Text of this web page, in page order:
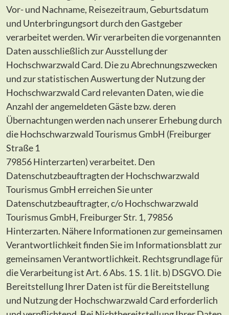
Vor- und Nachname, Reisezeitraum, Geburtsdatum
und Unterbringungsort durch den Gastgeber
verarbeitet werden. Wir verarbeiten die vorgenannten
Daten ausschließlich zur Ausstellung der
Hochschwarzwald Card. Die zu Abrechnungszwecken
und zur statistischen Auswertung der Nutzung der
Hochschwarzwald Card relevanten Daten, wie die
Anzahl der angemeldeten Gäste bzw. deren
Übernachtungen werden nach unserer Erhebung durch
die Hochschwarzwald Tourismus GmbH (Freiburger
Straße 1
79856 Hinterzarten) verarbeitet. Den
Datenschutzbeauftragten der Hochschwarzwald
Tourismus GmbH erreichen Sie unter
Datenschutzbeauftragter, c/o Hochschwarzwald
Tourismus GmbH, Freiburger Str. 1, 79856
Hinterzarten. Nähere Informationen zur gemeinsamen
Verantwortlichkeit finden Sie im Informationsblatt zur
gemeinsamen Verantwortlichkeit. Rechtsgrundlage für
die Verarbeitung ist Art. 6 Abs. 1 S. 1 lit. b) DSGVO. Die
Bereitstellung Ihrer Daten ist für die Bereitstellung
und Nutzung der Hochschwarzwald Card erforderlich